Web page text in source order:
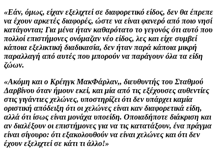
«Εάν, όμως, είχαν εξελιχτεί σε διαφορετικό είδος, δεν θα έπρεπε
να έχουν αρκετές διαφορές, ώστε να είναι φανερό από ποιο νησί
κατάγονται; Για μένα ήταν καθαρότατο το γεγονός ότι αυτό που
πολλοί επιστήμονες ονόμαζαν νέο είδος, λες και είχε συμβεί
κάποια εξελικτική διαδικασία, δεν ήταν παρά κάποια μικρή
παραλλαγή από αυτές που μπορούν να παράγουν όλα τα είδη
ζώων.
«Ακόμη και ο Κρέηγκ ΜακΦάρλαν,, διευθυντής του Σταθμού
Δαρβίνου όταν ήμουν εκεί, και μία από τις εξέχουσες αυθεντίες
στις γιγάντιες χελώνες, υποστηρίζει ότι δεν υπάρχει καμία
οριστική απόδειξη ότι οι χελώνες είναι καν διαφορετικά είδη,
αλλά ότι ίσως είναι μονάχα υποείδη. Οποιαδήποτε διάκριση και
αν διαλέξουν οι επιστήμονες για να τις κατατάξουν, ένα πράγμα
είναι σίγουρο: ότι εξακολουθούν να είναι χελώνες και ότι δεν
έχουν εξελιχτεί σε κάτι τι άλλο!»